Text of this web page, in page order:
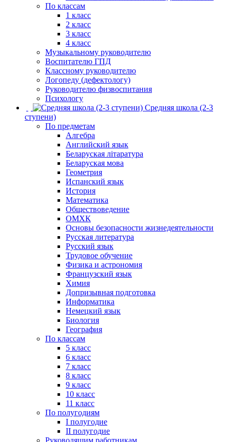
По классам
1 класс
2 класс
3 класс
4 класс
Музыкальному руководителю
Воспитателю ГПД
Классному руководителю
Логопеду (дефектологу)
Руководителю физвоспитания
Психологу
Средняя школа (2-3
ступени)
По предметам
Алгебра
Английский язык
Беларуская літаратура
Беларуская мова
Геометрия
Испанский язык
История
Математика
Обществоведение
ОМХК
Основы безопасности жизнедеятельности
Русская литература
Русский язык
Трудовое обучение
Физика и астрономия
Французский язык
Химия
Допризывная подготовка
Информатика
Немецкий язык
Биология
География
По классам
5 класс
6 класс
7 класс
8 класс
9 класс
10 класс
11 класс
По полугодиям
I полугодие
II полугодие
Руководящим работникам